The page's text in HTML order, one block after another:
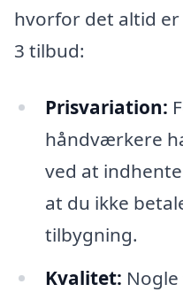
hvorfor det altid
3 tilbud:
Prisvariation:
håndværkere
ved at
at du ikke
tilbygning.
Kvalitet: